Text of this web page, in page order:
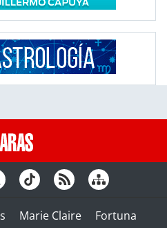
Marie Claire Fortuna